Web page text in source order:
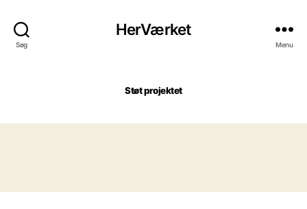
Søg
HerVærket
Menu
Støt projektet